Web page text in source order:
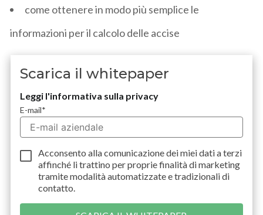
come ottenere in modo più semplice le
informazioni per il calcolo delle accise
Scarica il whitepaper
Leggi l'informativa sulla privacy
E-mail*
Acconsento alla comunicazione dei miei dati aterzi
affinché li trattino per proprie finalità di marketing
tramite modalità automatizzate e tradizionali di
contatto.